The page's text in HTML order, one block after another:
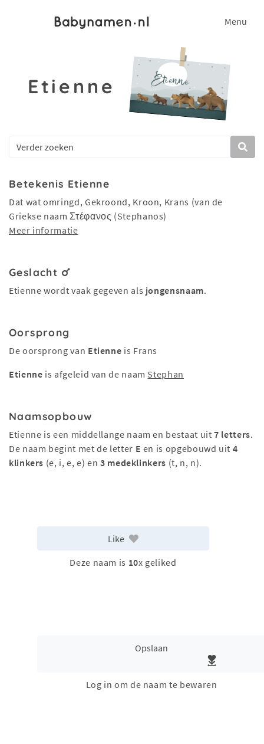
Menu
Etienne
Betekenis Etienne
Dat wat omringd, Gekroond, Kroon, Krans (van de
Griekse naam Στέφανος (Stephanos)
Meer informatie
Geslacht
Etienne wordt vaak gegeven als jongensnaam.
Oorsprong
De oorsprong van Etienne is Frans
Etienne is afgeleid van de naam Stephan
Naamsopbouw
Etienne is een middellange naam en bestaat uit7 letters.
De naam begint met de letter E en is opgebouwd uit 4
klinkers (e, i, e, e) en3 medeklinkers (t, n, n).
Like
Deze naam is 10x geliked
Opslaan
Log in om de naam te bewaren